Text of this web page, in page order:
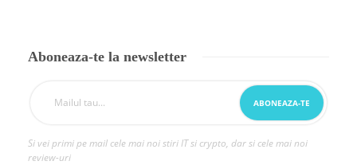
Aboneaza-te la newsletter
Si vei primi pe mail cele mai noi stiri IT si crypto, dar si cele mai noi
review-uri